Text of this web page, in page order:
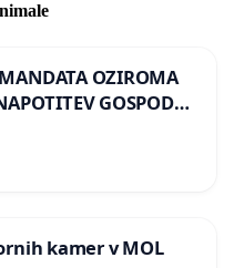
MANDATA OZIROMA
GOSPODA
kamer v MOL